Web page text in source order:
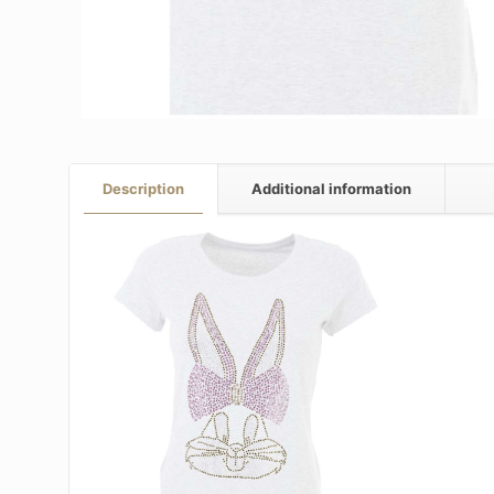
Description Additional information